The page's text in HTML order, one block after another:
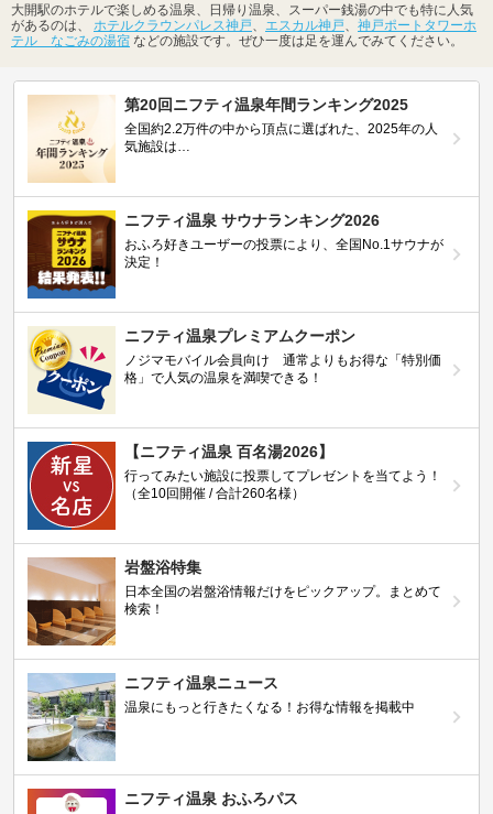
大開駅のホテルで楽しめる温泉、日帰り温泉、スーパー銭湯の中でも特に人気
があるのは、 ホテルクラウンパレス神戸 エスカル神戸
神戸ポートタワーホ
テル なごみの湯宿 などの施設です。ぜひ一度は足を運んでみてください。
第20回ニフティ温泉年間ランキング2025
全国約2.2万件の中から頂点に選ばれた、2025年の人
気施設は…
ニフティ温泉 サウナランキング2026
おふろ好きユーザーの投票により、全国No.1サウナが
決定！
ニフティ温泉プレミアムクーポン
ノジマモバイル会員向け 通常よりもお得な「特別価
格」で人気の温泉を満喫できる！
【ニフティ温泉 百名湯2026】
行ってみたい施設に投票してプレゼントを当てよう！
（全10回開催 / 合計260名様）
岩盤浴特集
日本全国の岩盤浴情報だけをピックアップ。まとめて
検索！
ニフティ温泉ニュース
温泉にもっと行きたくなる！お得な情報を掲載中
ニフティ温泉 おふろパス